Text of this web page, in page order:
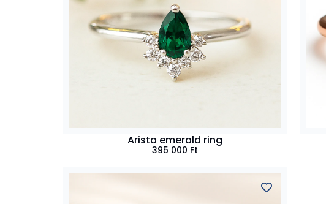
Arista emerald ring
395 000 Ft